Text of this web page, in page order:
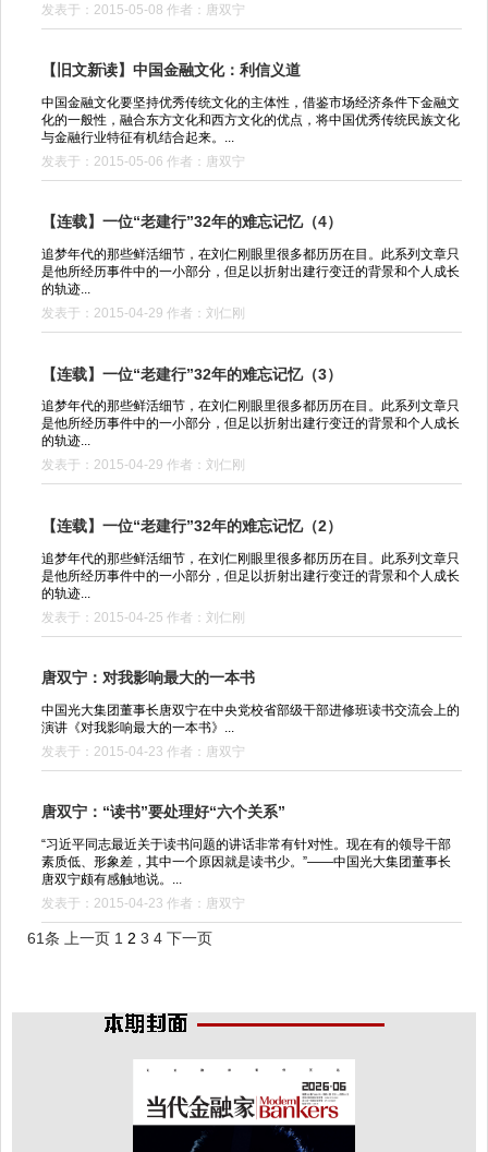
发表于：2015-05-08 作者：唐双宁
【旧文新读】中国金融文化：利信义道
中国金融文化要坚持优秀传统文化的主体性，借鉴市场经济条件下金融文
化的一般性，融合东方文化和西方文化的优点，将中国优秀传统民族文化
与金融行业特征有机结合起来。...
发表于：2015-05-06 作者：唐双宁
【连载】一位“老建行”32年的难忘记忆（4）
追梦年代的那些鲜活细节，在刘仁刚眼里很多都历历在目。此系列文章只
是他所经历事件中的一小部分，但足以折射出建行变迁的背景和个人成长
的轨迹...
发表于：2015-04-29 作者：刘仁刚
【连载】一位“老建行”32年的难忘记忆（3）
追梦年代的那些鲜活细节，在刘仁刚眼里很多都历历在目。此系列文章只
是他所经历事件中的一小部分，但足以折射出建行变迁的背景和个人成长
的轨迹...
发表于：2015-04-29 作者：刘仁刚
【连载】一位“老建行”32年的难忘记忆（2）
追梦年代的那些鲜活细节，在刘仁刚眼里很多都历历在目。此系列文章只
是他所经历事件中的一小部分，但足以折射出建行变迁的背景和个人成长
的轨迹...
发表于：2015-04-25 作者：刘仁刚
唐双宁：对我影响最大的一本书
中国光大集团董事长唐双宁在中央党校省部级干部进修班读书交流会上的
演讲《对我影响最大的一本书》...
发表于：2015-04-23 作者：唐双宁
唐双宁：“读书”要处理好“六个关系”
“习近平同志最近关于读书问题的讲话非常有针对性。现在有的领导干部
素质低、形象差，其中一个原因就是读书少。”——中国光大集团董事长
唐双宁颇有感触地说。...
发表于：2015-04-23 作者：唐双宁
61条 上一页 1 2 3 4 下一页